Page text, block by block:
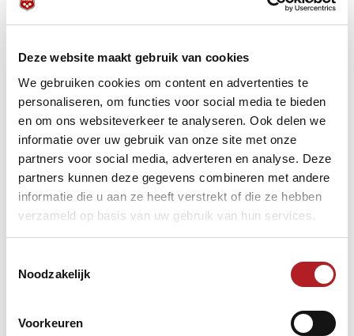
Deze website maakt gebruik van cookies
We gebruiken cookies om content en advertenties te
personaliseren, om functies voor social media te bieden
en om ons websiteverkeer te analyseren. Ook delen we
informatie over uw gebruik van onze site met onze
partners voor social media, adverteren en analyse. Deze
partners kunnen deze gegevens combineren met andere
informatie die u aan ze heeft verstrekt of die ze hebben
verzameld op basis van uw gebruik van hun services.
Noodzakelijk
Voorkeuren